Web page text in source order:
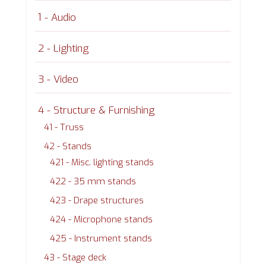
1 - Audio
2 - Lighting
3 - Video
4 - Structure & Furnishing
41 - Truss
42 - Stands
421 - Misc. lighting stands
422 - 35 mm stands
423 - Drape structures
424 - Microphone stands
425 - Instrument stands
43 - Stage deck